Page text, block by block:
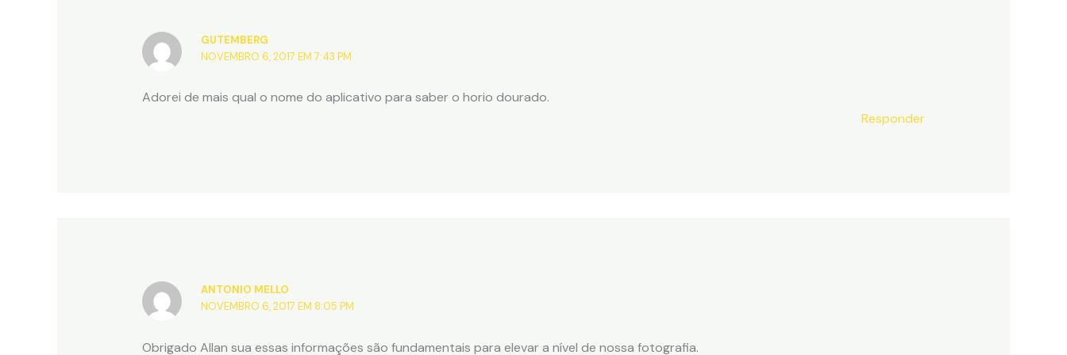
GUTEMBERG
NOVEMBRO 6, 2017 EM 7:43 PM
Adorei de mais qual o nome do aplicativo para saber o horio dourado.
Responder
ANTONIO MELLO
NOVEMBRO 6, 2017 EM 8:05 PM
Obrigado Allan sua essas informações são fundamentais para elevar a nível de nossa fotografia.